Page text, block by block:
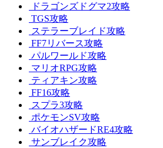
ドラゴンズドグマ2攻略
TGS攻略
ステラーブレイド攻略
FF7リバース攻略
パルワールド攻略
マリオRPG攻略
ティアキン攻略
FF16攻略
スプラ3攻略
ポケモンSV攻略
バイオハザードRE4攻略
サンブレイク攻略